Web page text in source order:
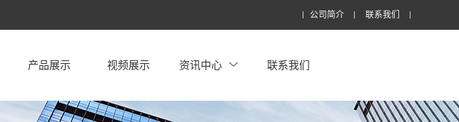
公司简介 联系我们
产品展示 视频展示 资讯中心 联系我们